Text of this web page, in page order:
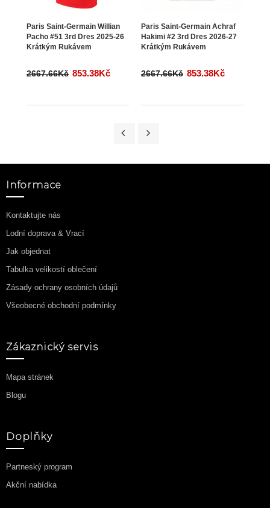
Paris Saint-Germain Willian
Pacho #51 3rd Dres 2025-26
Krátkým Rukávem
2667.66Kč 853.38Kč
Paris Saint-Germain Achraf
Hakimi #2 3rd Dres 2026-27
Krátkým Rukávem
2667.66Kč 853.38Kč
Informace
Kontaktujte nás
Lodní doprava & Vrací
Jak objednat
Tabulka velikostí oblečení
Zásady ochrany osobních údajů
Všeobecné obchodní podmínky
Zákaznický servis
Mapa stránek
Blogu
Doplňky
Partneský program
Akční nabídka